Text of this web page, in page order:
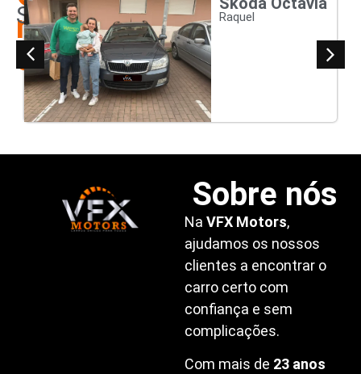
nossos
clientes
Satisfeitos
Raquel
Sobre nós
NaVFX Motors,
ajudamos os nossos
clientes a encontrar o
carro certo com
confiança e sem
complicações.
Com mais de 23 anos